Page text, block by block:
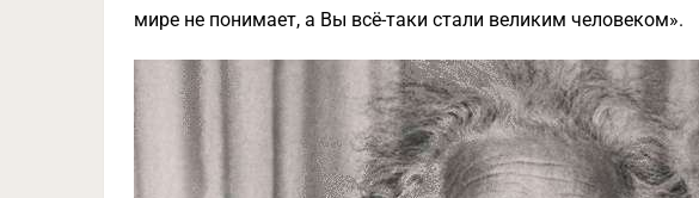
мире не понимает, а Вы всё-таки стали великим человеком».